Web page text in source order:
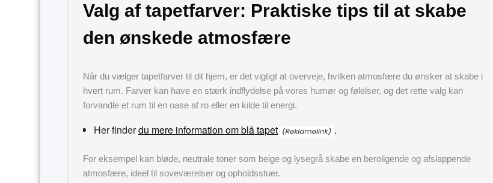
Valg af tapetfarver: Praktiske tips til at skabe
den ønskede atmosfære
Når du vælger tapetfarver til dit hjem, er det vigtigt at overveje, hvilken atmosfære du ønsker at skabe i
hvert rum. Farver kan have en stærk indflydelse på vores humør og følelser, og det rette valg kan
forvandle et rum til en oase af ro eller en kilde til energi.
Her finderdu mere information om blå tapet .
For eksempel kan bløde, neutrale toner som beige og lysegrå skabe en beroligende og afslappende
atmosfære, ideel til soveværelser og opholdsstuer.